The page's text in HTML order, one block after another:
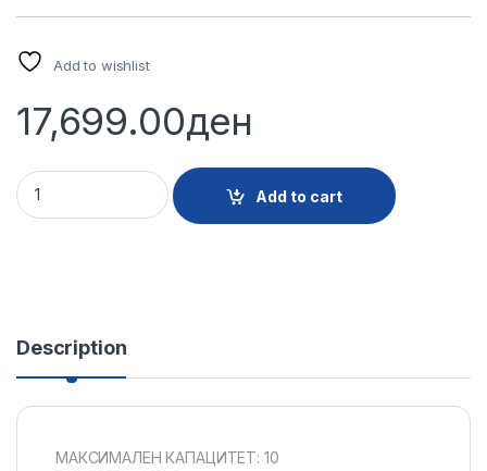
Add to wishlist
17,699.00ден
23936 - VGR MASHINA SADOVI FAVORIT BI45I1E quantity
Add to cart
Description
МАКСИМАЛЕН КАПАЦИТЕТ: 10